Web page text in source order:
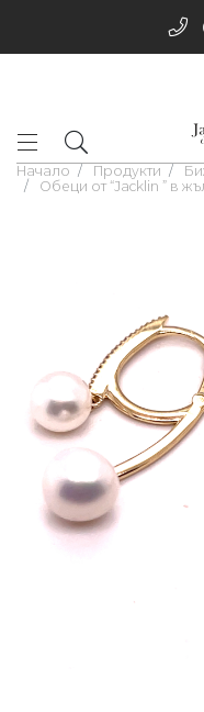
Начало Продукти
Обеци от “Jacklin ” в